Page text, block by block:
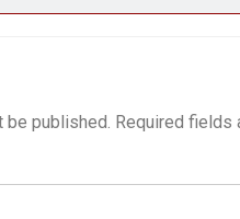
be published. Required fields